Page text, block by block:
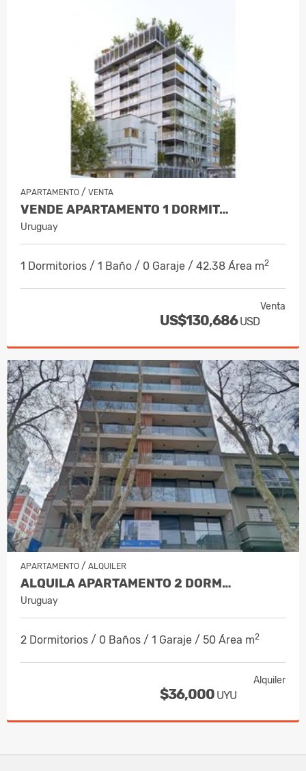
APARTAMENTO / VENTA
VENDE APARTAMENTO 1 DORMIT…
Uruguay
1 Dormitorios / 1 Baño / 0 Garaje / 42.38 Área m2
Venta
US$130,686USD
APARTAMENTO / ALQUILER
ALQUILA APARTAMENTO 2 DORM…
Uruguay
2 Dormitorios / 0 Baños / 1 Garaje / 50 Área m2
Alquiler
$36,000 UYU